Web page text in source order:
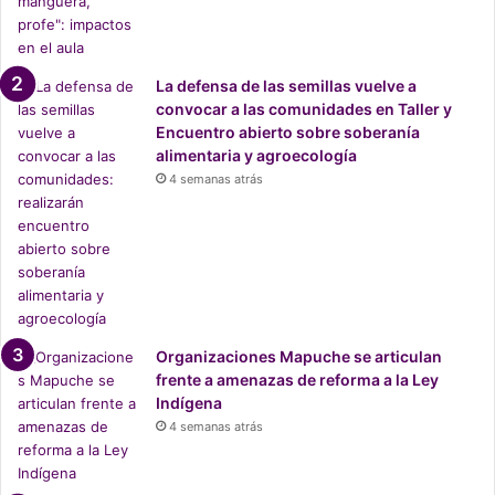
normativa vigente
Dentro de los marcos regulatorios de Chile no existe un
delito asociado al ejercicio del trabajo sexual, pero sí el
código Sanitario sanciona que el trabajo sexual se realice
en cualquier establecimiento o lugar público como un café
o un cabaret. También el Estado niega que exista una
especie de relación laboral de las trabajadoras sexuales
con sus clientes, por tanto no tienen ningún
reconocimiento legal. La normativa vigente de salud
entrega la posibilidad para que las trabajadoras sexuales
puedan someterse a un control voluntario de salud sexual,
pero esto queda relegado al que muchas trabajadoras que
ejercen este trabajo son extranjeras sin documentación
vigente y los establecimientos de salud deben dar cuenta
al Estado sobre la condición de residencia en el país de
estas trabajadoras.
La defensa de las semillas vuelve a
convocar a las comunidades en Taller y
Encuentro abierto sobre soberanía
alimentaria y agroecología
4 semanas atrás
Organizaciones Mapuche se articulan
frente a amenazas de reforma a la Ley
Indígena
4 semanas atrás